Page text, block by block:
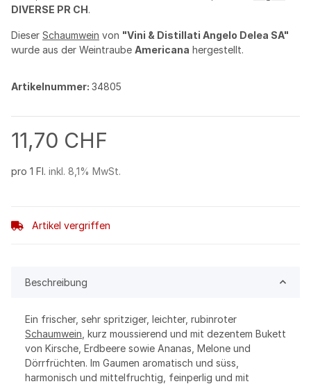
DIVERSE PR CH.
Dieser Schaumwein von "Vini & Distillati Angelo Delea SA"
wurde aus der Weintraube Americana hergestellt.
Artikelnummer: 34805
11,70 CHF
pro 1 Fl. inkl. 8,1% MwSt.
Artikel vergriffen
Beschreibung
Ein frischer, sehr spritziger, leichter, rubinroter
Schaumwein , kurz moussierend und mit dezentem Bukett
von Kirsche, Erdbeere sowie Ananas, Melone und
Dörrfrüchten. Im Gaumen aromatisch und süss,
harmonisch und mittelfruchtig, feinperlig und mit